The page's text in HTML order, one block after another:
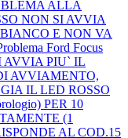
ALLA
NON SI AVVIA
E NON VA
Ford Focus
AVVIA PIU` IL
AVVIAMENTO,
IL LED ROSSO
PER 10
(1
AL COD.15